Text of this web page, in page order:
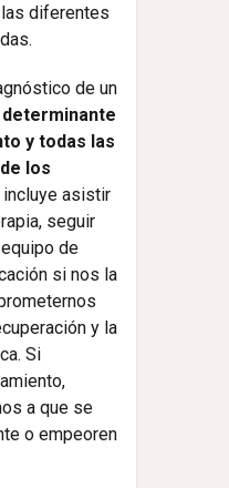
diferentes
de un
y todas las
los
incluye asistir
seguir
de
si nos la
y la
Si
a que se
o empeoren